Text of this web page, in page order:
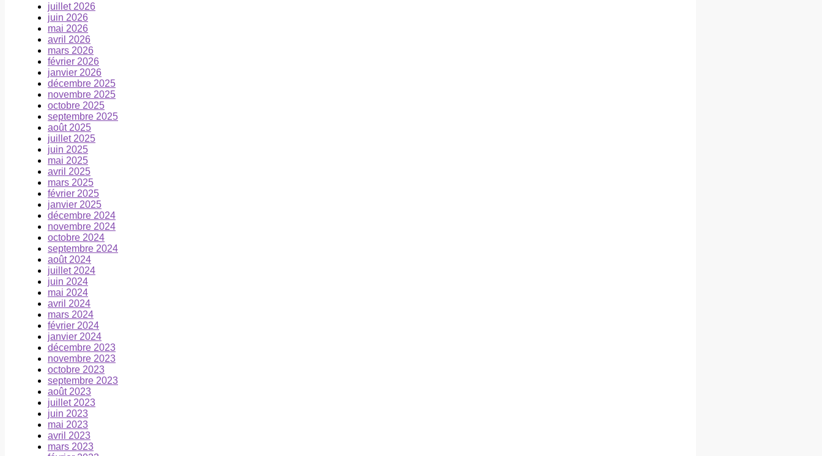
juillet 2026
juin 2026
mai 2026
avril 2026
mars 2026
février 2026
janvier 2026
décembre 2025
novembre 2025
octobre 2025
septembre 2025
août 2025
juillet 2025
juin 2025
mai 2025
avril 2025
mars 2025
février 2025
janvier 2025
décembre 2024
novembre 2024
octobre 2024
septembre 2024
août 2024
juillet 2024
juin 2024
mai 2024
avril 2024
mars 2024
février 2024
janvier 2024
décembre 2023
novembre 2023
octobre 2023
septembre 2023
août 2023
juillet 2023
juin 2023
mai 2023
avril 2023
mars 2023